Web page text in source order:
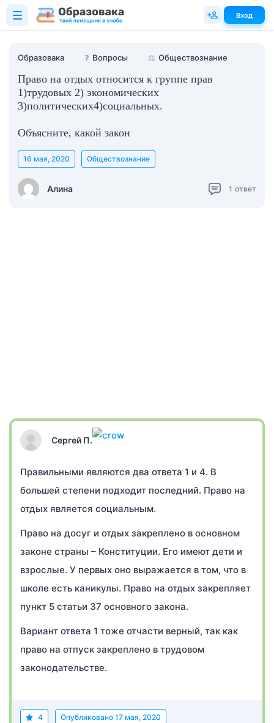
Образовака ❓ Вопросы ⚖️ Обществознание
Право на отдых относится к группе прав
1)трудовых 2) экономических
3)политических4)социальных.
Объясните, какой закон
Алина
16 мая, 2020 Обществознание
1 ответ
Сергей П.
Правильными являются два ответа 1 и 4. В
большей степени подходит последний. Право на
отдых является социальным.
Право на досуг и отдых закреплено в основном
законе страны – Конституции. Его имеют дети и
взрослые. У первых оно выражается в том, что в
школе есть каникулы. Право на отдых закрепляет
пункт 5 статьи 37 основного закона.
Вариант ответа 1 тоже отчасти верный, так как
право на отпуск закреплено в трудовом
законодательстве.
4 Опубликовано 17 мая, 2020
Вход